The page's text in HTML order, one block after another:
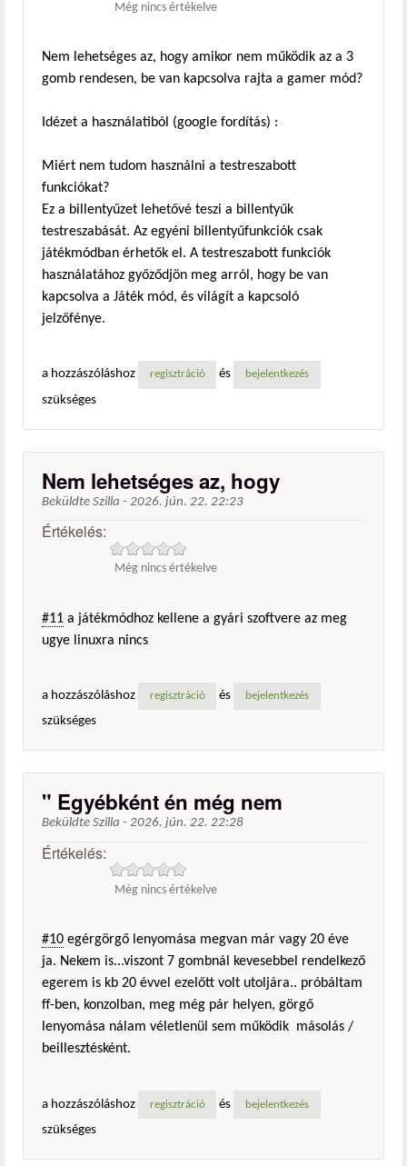
Még nincs értékelve
Nem lehetséges az, hogy amikor nem működik az a 3
gomb rendesen, be van kapcsolva rajta a gamer mód?
Idézet a használatiból (google fordítás) :
Miért nem tudom használni a testreszabott
funkciókat?
Ez a billentyűzet lehetővé teszi a billentyűk
testreszabását. Az egyéni billentyűfunkciók csak
játékmódban érhetők el. A testreszabott funkciók
használatához győződjön meg arról, hogy be van
kapcsolva a Játék mód, és világít a kapcsoló
jelzőfénye.
a hozzászóláshoz regisztráció és bejelentkezés
szükséges
Nem lehetséges az, hogy
Beküldte Szilla - 2026. jún. 22. 22:23
Értékelés:
Még nincs értékelve
#11 a játékmódhoz kellene a gyári szoftvere az meg
ugye linuxra nincs
a hozzászóláshoz regisztráció és bejelentkezés
szükséges
" Egyébként én még nem
Beküldte Szilla - 2026. jún. 22. 22:28
Értékelés:
Még nincs értékelve
#10 egérgörgő lenyomása megvan már vagy 20 éve
ja. Nekem is...viszont 7 gombnál kevesebbel rendelkező
egerem is kb 20 évvel ezelőtt volt utoljára.. próbáltam
ff-ben, konzolban, meg még pár helyen, görgő
lenyomása nálam véletlenül sem működik másolás /
beillesztésként.
a hozzászóláshoz regisztráció és bejelentkezés
szükséges